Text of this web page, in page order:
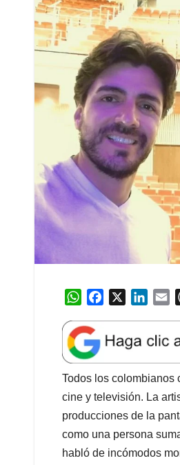
W
a
t
s
A
p
p
e
b
o
o
k
k
e
d
I
n
l
Todos los colombianos
cine y televisión. La
producciones de la
como una persona
habló de incómodos